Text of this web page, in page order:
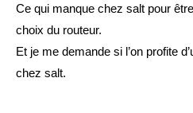
Ce qui manque chez salt pour
choix du routeur.
Et je me demande si l’on profite
chez salt.